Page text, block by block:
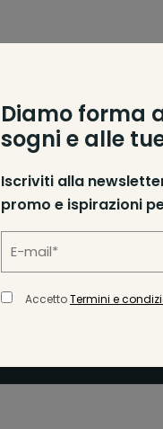
Diamo forma
sogni e alle
Iscriviti alla
promo e ispirazioni
AccettoTermini e